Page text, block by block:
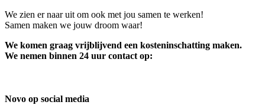
We zien er naar uit om ook met jou samen te werken!
Samen maken we jouw droom waar!
We komen graag vrijblijvend een kosteninschatting maken.
We nemen binnen 24 uur contact op:
Novo op social media